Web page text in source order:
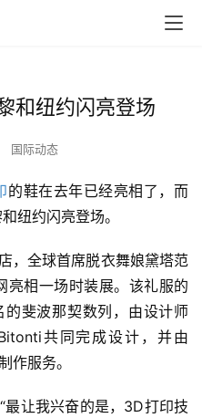
和纽约闪亮登场
国际动态
的鞋在去年已经亮相了，而
纽约闪亮登场。
，全球首席脱衣舞娘黛塔范
亮相一场时装展。该礼服的
斐波那契数列，由设计师
共同完成设计，并由
作服务。
让我兴奋的是，3D打印技